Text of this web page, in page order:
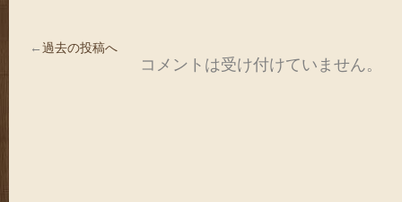
←過去の投稿へ
コメントは受け付けていません。